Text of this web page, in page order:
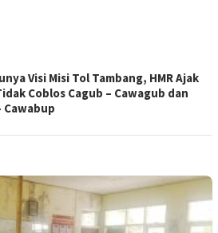
Visi Misi Tol Tambang, HMR Ajak
Coblos Cagub – Cawagub dan
Cawabup